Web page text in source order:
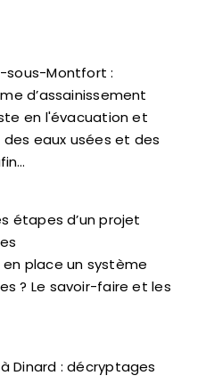
sous-Montfort :
d’assainissement
en l'évacuation et
eaux usées et des
étapes d’un projet
place un système
? Le savoir-faire et les
Dinard : décryptages